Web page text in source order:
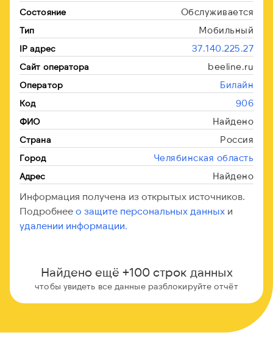
Состояние Обслуживается
Тип Мобильный
IP адрес 37.140.225.27
Сайт оператора beeline.ru
Оператор Билайн
Код 906
ФИО Найдено
Страна Россия
Город Челябинская область
Адрес Найдено
Информация получена из открытых источников.
Подробнее о защите персональных данных и
удалении информации.
Найдено ещё +100 строк данных
чтобы увидеть все данные разблокируйте отчёт